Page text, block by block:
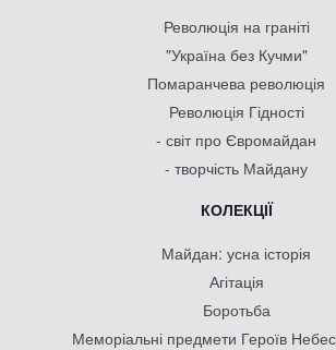
Революція на граніті
"Україна без Кучми"
Помаранчева революція
Революція Гідності
- світ про Євромайдан
- творчість Майдану
КОЛЕКЦІЇ
Майдан: усна історія
Агітація
Боротьба
Меморіальні предмети Героїв